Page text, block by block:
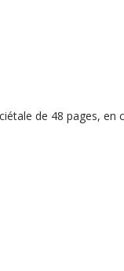
de 48 pages,